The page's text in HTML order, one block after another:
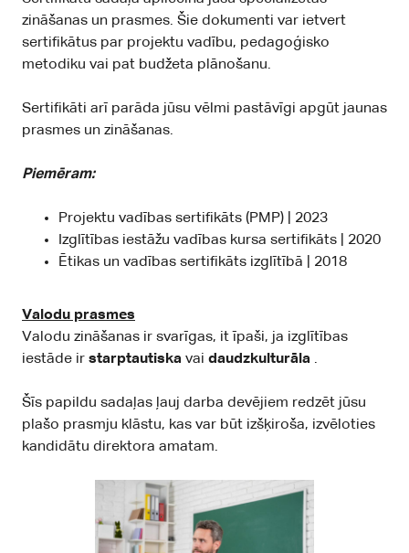
zināšanas un prasmes. Šie dokumenti var ietvert
sertifikātus par projektu vadību, pedagoģisko
metodiku vai pat budžeta plānošanu.
Sertifikāti arī parāda jūsu vēlmi pastāvīgi apgūt jaunas
prasmes un zināšanas.
Piemēram:
Projektu vadības sertifikāts (PMP) | 2023
Izglītības iestāžu vadības kursa sertifikāts | 2020
Ētikas un vadības sertifikāts izglītībā | 2018
Valodu prasmes
Valodu zināšanas ir svarīgas, it īpaši, ja izglītības
iestāde ir starptautiska vai daudzkulturāla .
Šīs papildu sadaļas ļauj darba devējiem redzēt jūsu
plašo prasmju klāstu, kas var būt izšķiroša, izvēloties
kandidātu direktora amatam.